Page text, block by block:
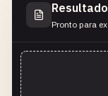
Resultado
Pronto para